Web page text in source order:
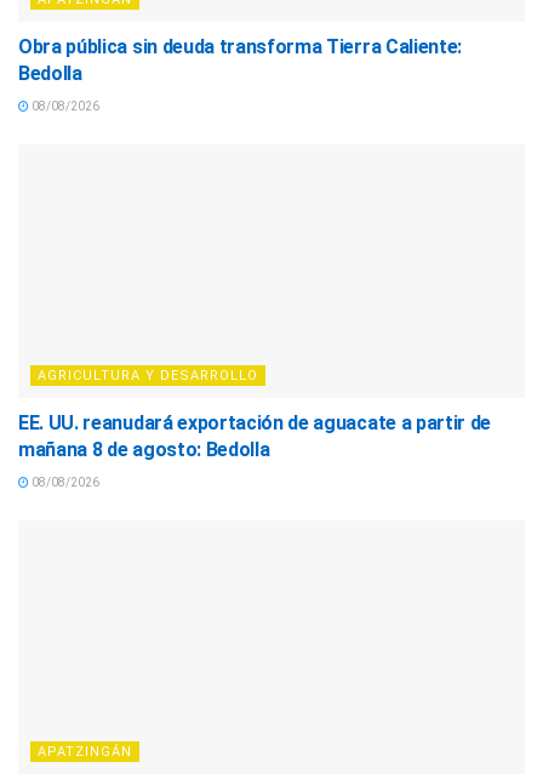
Obra pública sin deuda transforma Tierra Caliente:
Bedolla
08/08/2026
AGRICULTURA Y DESARROLLO
EE. UU. reanudará exportación de aguacate a partir de
mañana 8 de agosto: Bedolla
08/08/2026
APATZINGÁN